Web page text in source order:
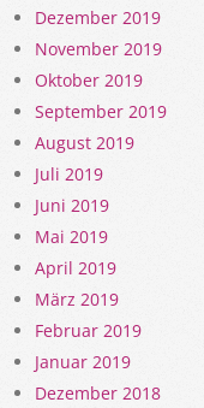
Dezember 2019
November 2019
Oktober 2019
September 2019
August 2019
Juli 2019
Juni 2019
Mai 2019
April 2019
März 2019
Februar 2019
Januar 2019
Dezember 2018